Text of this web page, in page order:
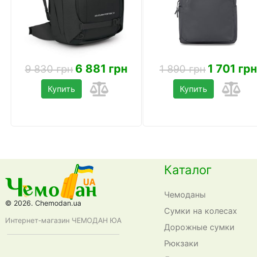
9 830 грн 6 881 грн
Купить
1 890 грн 1 701 грн
Купить
© 2026. Chemodan.ua
Интернет-магазин ЧЕМОДАН ЮА
Каталог
Чемоданы
Сумки на колесах
Дорожные сумки
Рюкзаки